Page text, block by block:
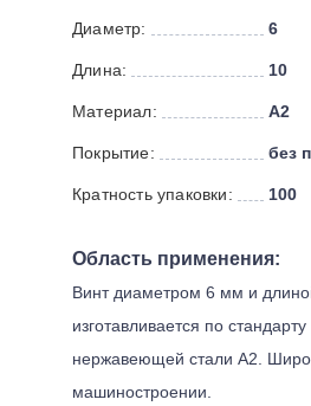
Диаметр: 6
Длина: 10
Материал: А2
Покрытие: без
Кратность упаковки: 100
Область применения:
Винт диаметром 6 мм и
изготавливается по
нержавеющей стали А2.
машиностроении.